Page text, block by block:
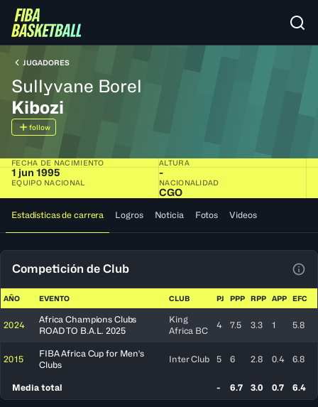
JUGADORES
Sullyvane Borel
Kibozi
follow
FECHA DE NACIMIENTO
1 jun 1995
ALTURA
-
EQUIPO NACIONAL NACIONALIDAD
CGO
Estadísticas de carrera Logros Noticia Fotos Videos
Competición de Club
AÑO EVENTO CLUB PJ PPP RPP APP EFC
2024
Africa Champions Clubs
ROAD TO B.A.L. 2025
King
Africa BC
4 7.5 3.3 1 5.8
2015
FIBA Africa Cup for Men's
Clubs
Inter Club 5 6 2.8 0.4 6.8
Media total - 6.7 3.0 0.7 6.4